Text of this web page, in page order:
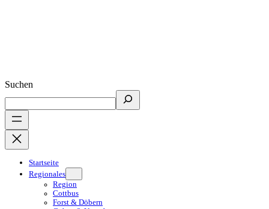
Suchen
Startseite
Regionales
Region
Cottbus
Forst & Döbern